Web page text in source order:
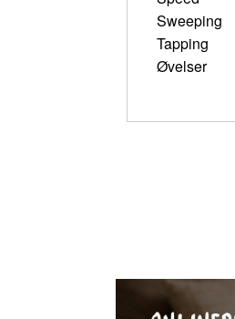
Sweeping
Tapping
Øvelser